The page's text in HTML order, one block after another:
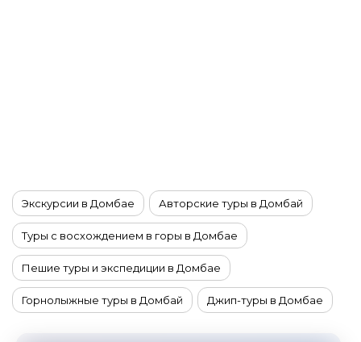
Экскурсии в Домбае Авторские туры в Домбай
Туры с восхождением в горы в Домбае
Пешие туры и экспедиции в Домбае
Горнолыжные туры в Домбай Джип-туры в Домбае